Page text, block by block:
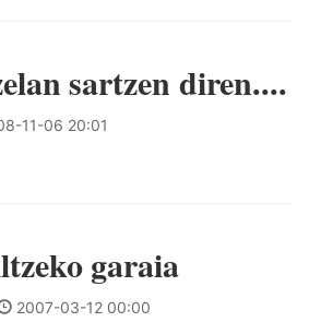
sartzen diren....
11-06 20:01
garaia
2007-03-12 00:00